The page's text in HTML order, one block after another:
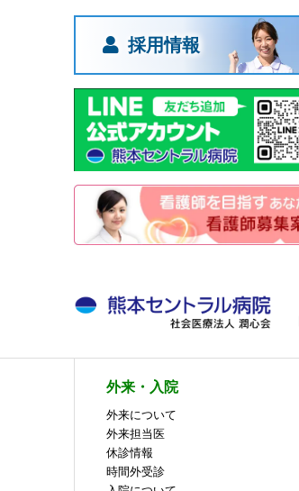
採用情報
外来・入院
外来について
外来担当医
休診情報
時間外受診